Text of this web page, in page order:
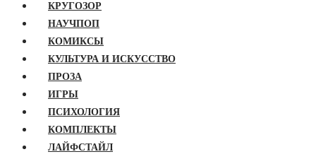
КРУГОЗОР
НАУЧПОП
КОМИКСЫ
КУЛЬТУРА И ИСКУССТВО
ПРОЗА
ИГРЫ
ПСИХОЛОГИЯ
КОМПЛЕКТЫ
ЛАЙФСТАЙЛ